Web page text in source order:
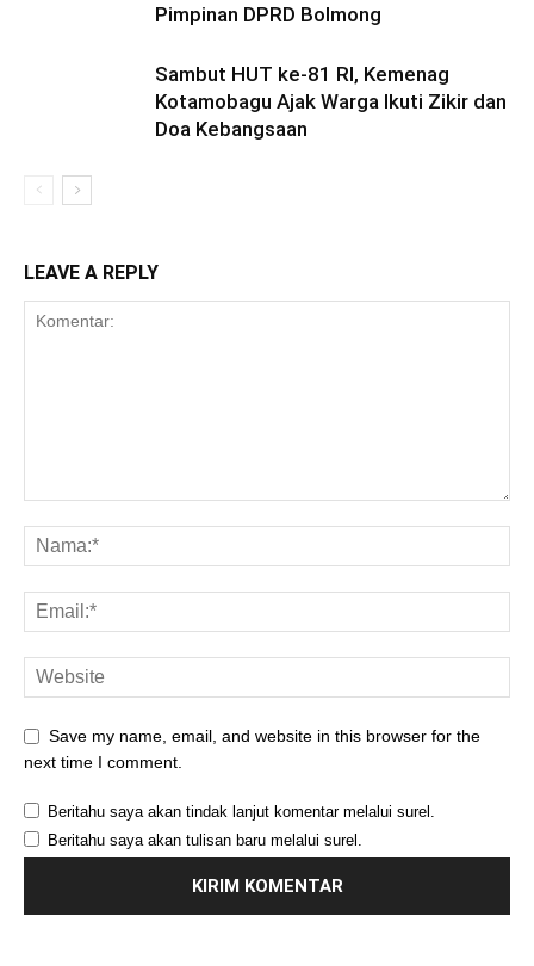
Pimpinan DPRD Bolmong
Sambut HUT ke-81 RI, Kemenag
Kotamobagu Ajak Warga Ikuti Zikir dan
Doa Kebangsaan
LEAVE A REPLY
Save my name, email, and website in this browser for the
next time I comment.
Beritahu saya akan tindak lanjut komentar melalui surel.
Beritahu saya akan tulisan baru melalui surel.